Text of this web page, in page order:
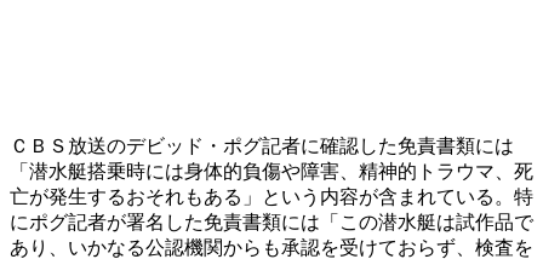
ＣＢＳ放送のデビッド・ポグ記者に確認した免責書類には
「潜水艇搭乗時には身体的負傷や障害、精神的トラウマ、死
亡が発生するおそれもある」という内容が含まれている。特
にポグ記者が署名した免責書類には「この潜水艇は試作品で
あり、いかなる公認機関からも承認を受けておらず、検査を